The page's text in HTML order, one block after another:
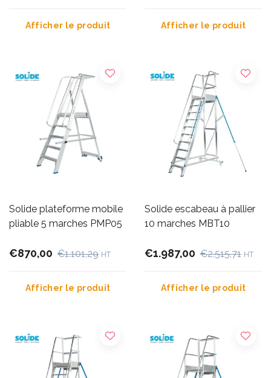
Afficher le produit Afficher le produit
Solide plateforme mobile
pliable 5 marches PMP05
€870,00 €1.101,29 HT
Afficher le produit
Solide escabeau à pallier
10 marches MBT10
€1.987,00 €2.515,71 HT
Afficher le produit